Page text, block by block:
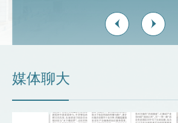
聊城大学第六次党代会专题网站正式上线
媒体聊大